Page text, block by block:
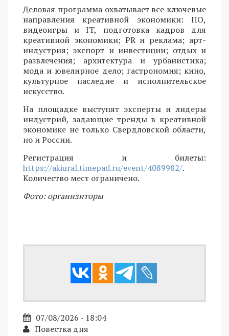
Деловая программа охватывает все ключевые
направления креативной экономики: ПО,
видеоигры и IT, подготовка кадров для
креативной экономики; PR и реклама; арт-
индустрия; экспорт и инвестиции; отдых и
развлечения; архитектура и урбанистика;
мода и ювелирное дело; гастрономия; кино,
культурное наследие и исполнительское
искусство.
На площадке выступят эксперты и лидеры
индустрий, задающие тренды в креативной
экономике не только Свердловской области,
но и России.
Регистрация и билеты:
https://akiural.timepad.ru/event/4089982/.
Количество мест ограничено.
Фото: организиторы
07/08/2026 - 18:04
Повестка дня